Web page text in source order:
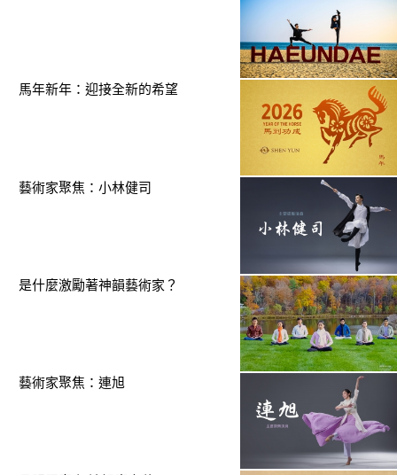
馬年新年：迎接全新的希望
藝術家聚焦：小林健司
是什麼激勵著神韻藝術家？
藝術家聚焦：連旭